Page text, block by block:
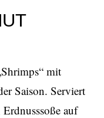
mit
Saison. Serviert
auf